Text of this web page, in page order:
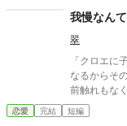
我慢なん
翠
「クロエに
なるからそのつもりで
前触れもな
間”の契約を終わらせ
とはしない。
恋愛 完結 短編